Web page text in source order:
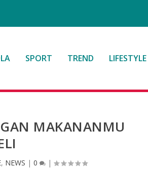
SPORT TREND LIFESTYLE
MAKANANMU
, NEWS |0 |